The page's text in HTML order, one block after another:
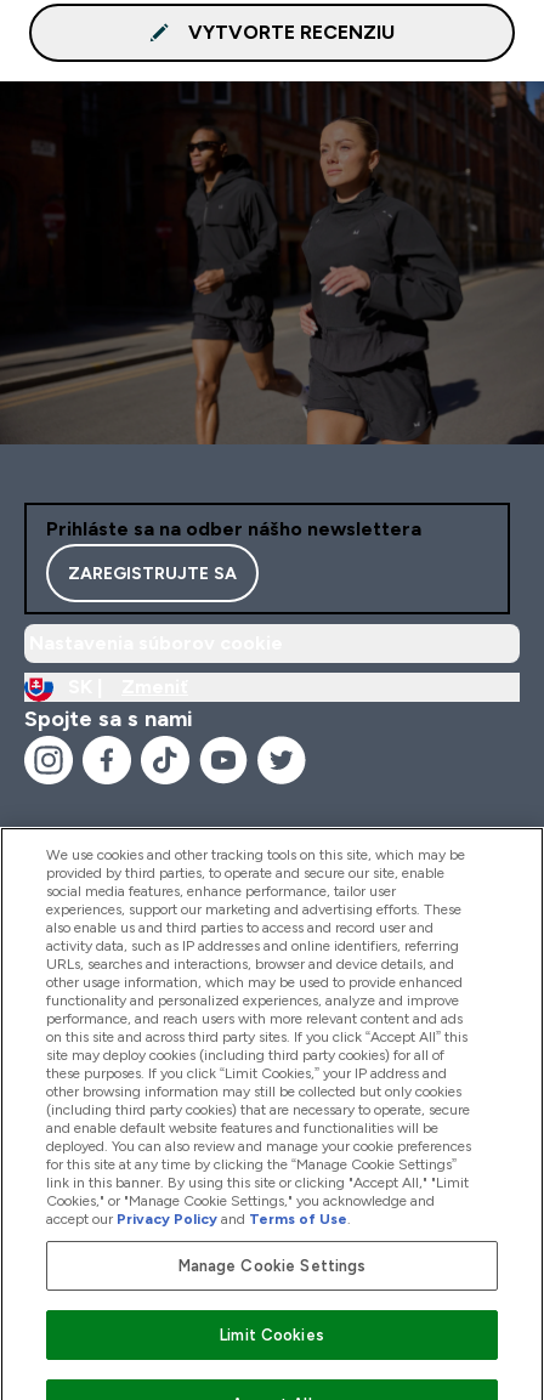
VYTVORTE RECENZIU
Prihláste sa na odber nášho newslettera
ZAREGISTRUJTE SA
Spojte sa s nami
Pomoc & Informácie
Produkty
Informácie O Spoločnosti
Vernosť & Odmeny
2026 The Hut.com Ltd
We use cookies and other tracking tools on this site, which may be
provided by third parties, to operate and secure our site, enable
social media features, enhance performance, tailor user
experiences, support our marketing and advertising efforts. These
also enable us and third parties to access and record user and
activity data, such as IP addresses and online identifiers, referring
URLs, searches and interactions, browser and device details, and
other usage information, which may be used to provide enhanced
functionality and personalized experiences, analyze and improve
performance, and reach users with more relevant content and ads
on this site and across third party sites. If you click “Accept All” this
site may deploy cookies (including third party cookies) for all of
these purposes. If you click “Limit Cookies,” your IP address and
other browsing information may still be collected but only cookies
(including third party cookies) that are necessary to operate, secure
and enable default website features and functionalities will be
deployed. You can also review and manage your cookie preferences
for this site at any time by clicking the “Manage Cookie Settings”
link in this banner. By using this site or clicking "Accept All," "Limit
Cookies," or "Manage Cookie Settings," you acknowledge and
accept our Privacy Policy and Terms of Use.
Manage Cookie Settings
Limit Cookies